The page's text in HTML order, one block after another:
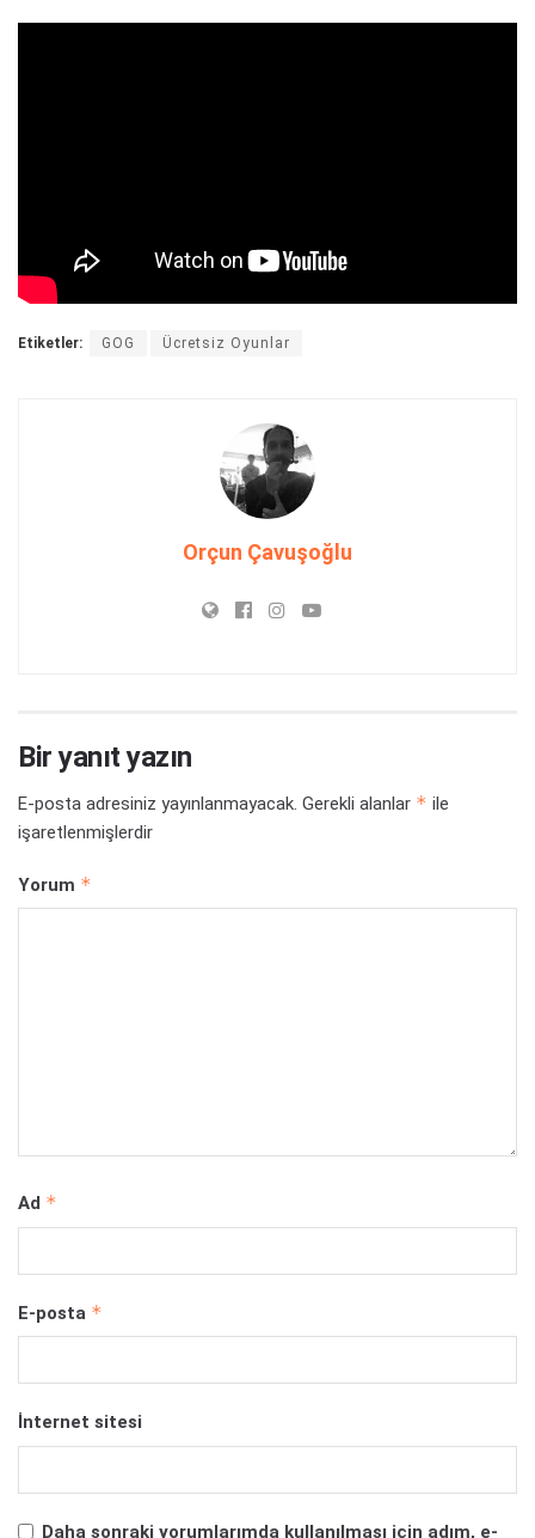
Etiketler: GOG Ücretsiz Oyunlar
Orçun Çavuşoğlu
Bir yanıt yazın
E-posta adresiniz yayınlanmayacak. Gerekli alanlar * ile
işaretlenmişlerdir
Yorum *
Ad *
E-posta *
İnternet sitesi
Daha sonraki yorumlarımda kullanılması için adım, e-